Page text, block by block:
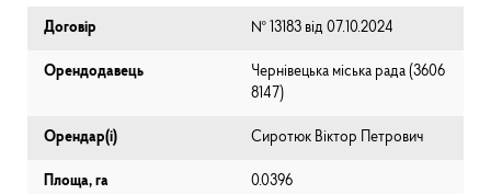
Договір № 13183 від 07.10.2024
Орендодавець
Чернівецька міська рада (⁨3606
8147⁩)
Орендар(і) Сиротюк Віктор Петрович
Площа, га 0.0396